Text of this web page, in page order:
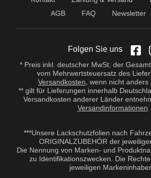
AGB
FAQ Newsletter
Folgen Sie uns
* Preis inkl. deutscher MwSt; der
vom Mehrwertsteuersatz des
Versandkosten , wenn nicht anders
** gilt für Lieferungen innerhalb
Versandkosten anderer Länder
Versandinformationen
***Unsere Lackschutzfolien nach
ORIGINALZUBEHÖR der
Die Nennung von Marken- und
zu Identifikationszwecken. Die
jeweiligen